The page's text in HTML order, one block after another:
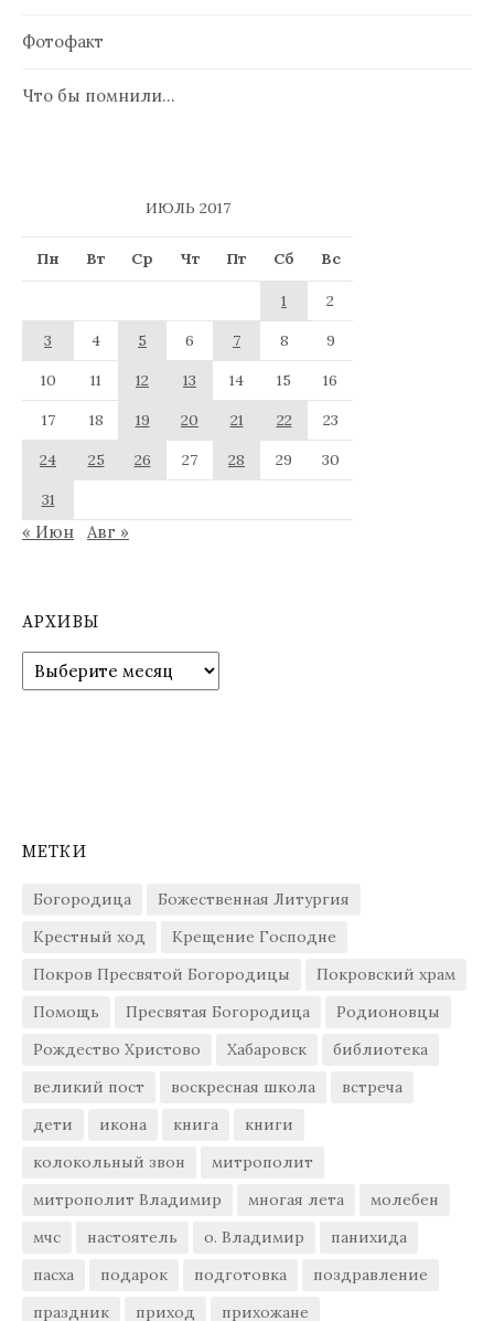
Фотофакт
Что бы помнили…
ИЮЛЬ 2017
Пн Вт Ср Чт Пт Сб Вс
1
2
3
4 5 6 7 8
9
10
11 12 13 14 15
16
17
18 19 20 21 22
23
24
25 26 27 28 29
30
31
« Июн Авг »
АРХИВЫ
Архивы
МЕТКИ
Богородица
Божественная Литургия
Крестный ход
Крещение Господне
Покров Пресвятой Богородицы
Покровский храм
Помощь
Пресвятая Богородица
Родионовцы
Рождество Христово
Хабаровск
библиотека
великий пост
воскресная школа
встреча
дети
икона книга
книги
колокольный звон
митрополит
митрополит Владимир
многая лета
молебен
мчс
настоятель о. Владимир
панихида
пасха
подарок подготовка
поздравление
праздник
приход прихожане